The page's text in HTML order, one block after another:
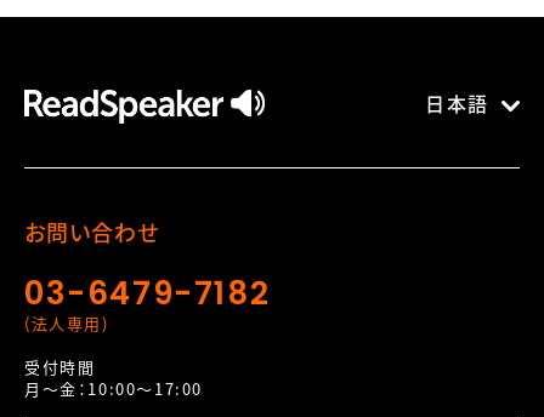
日本語
お問い合わせ
03-6479-7182
(法人専用)
受付時間
月～金：10:00～17:00